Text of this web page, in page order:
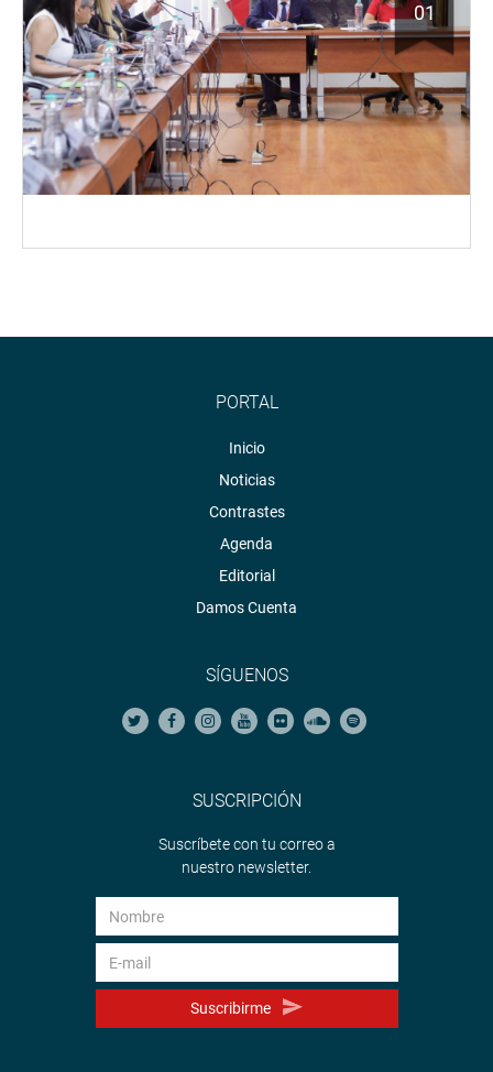
01
PORTAL
Inicio
Noticias
Contrastes
Agenda
Editorial
Damos Cuenta
SÍGUENOS
SUSCRIPCIÓN
Suscríbete con tu correo a
nuestro newsletter.
Suscribirme